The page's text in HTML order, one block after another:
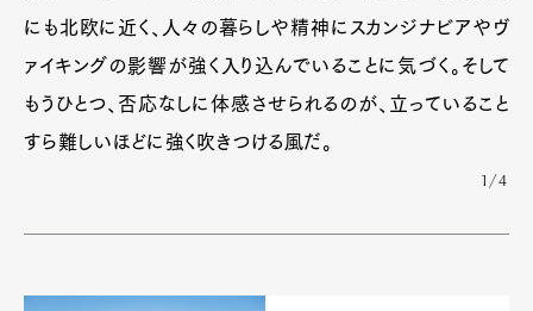
にも北欧に近く、人々の暮らしや精神にスカンジナビアやヴ
ァイキングの影響が強く入り込んでいることに気づく。そして
もうひとつ、否応なしに体感させられるのが、立っていること
すら難しいほどに強く吹きつける風だ。
1/4